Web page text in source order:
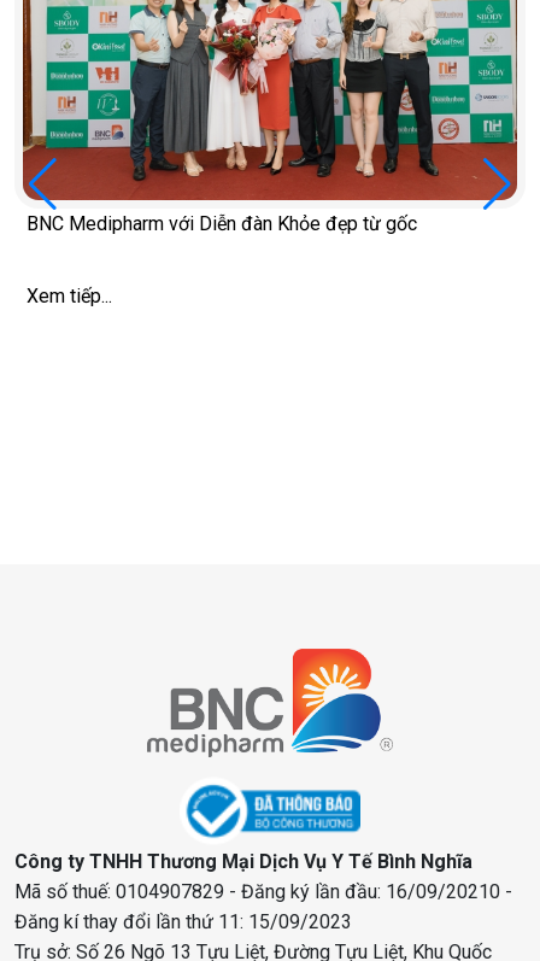
BNC Medipharm với Diễn đàn Khỏe đẹp từ gốc
Xem tiếp...
Công ty TNHH Thương Mại Dịch Vụ Y Tế Bình Nghĩa
Mã số thuế: 0104907829 - Đăng ký lần đầu: 16/09/20210 -
Đăng kí thay đổi lần thứ 11: 15/09/2023
Trụ sở: Số 26 Ngõ 13 Tựu Liệt, Đường Tựu Liệt, Khu Quốc